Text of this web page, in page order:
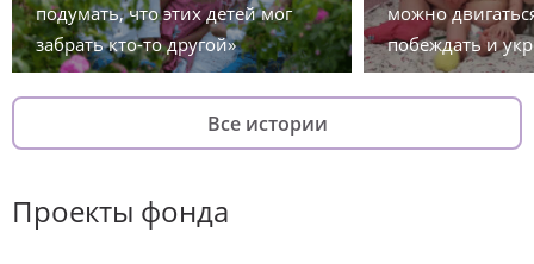
подумать, что этих детей мог
забрать кто-то другой»
можно
побеждать и
Все истории
Проекты фонда